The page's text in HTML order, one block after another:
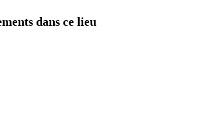
dans ce lieu